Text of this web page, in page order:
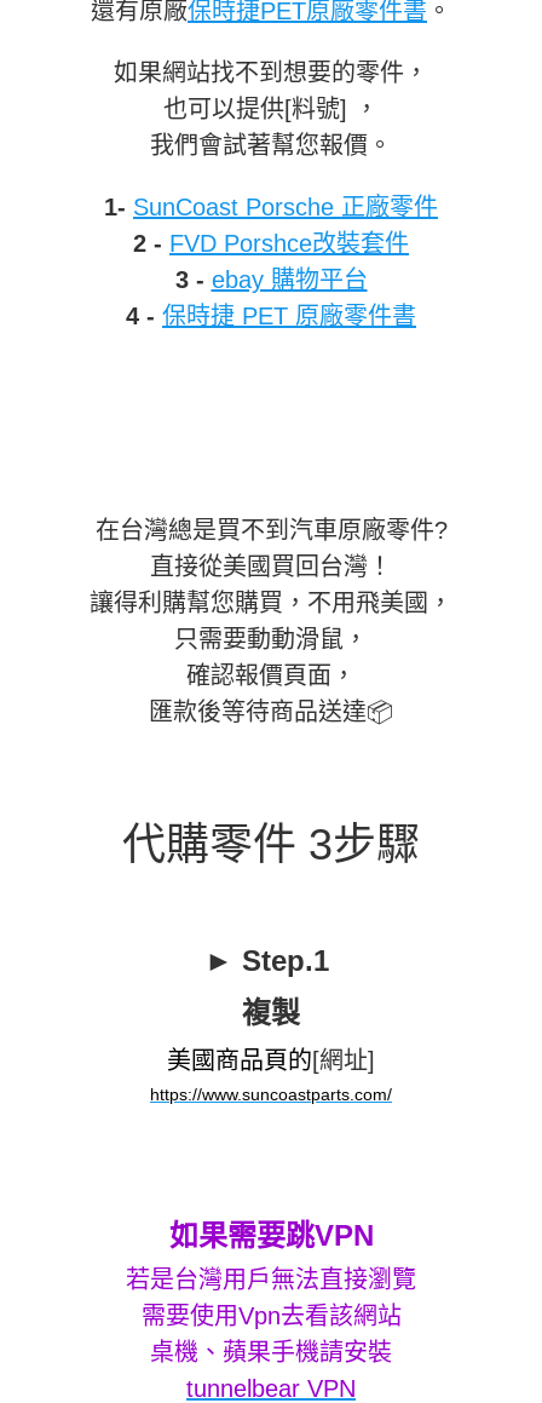
還有原廠保時捷PET原廠零件書 。
如果網站找不到想要的零件，
也可以提供[料號] ，
我們會試著幫您報價。
1- SunCoast Porsche 正廠零件
2 - FVD Porshce改裝套件
3 - ebay 購物平台
4 - 保時捷 PET 原廠零件書
在台灣總是買不到汽車原廠零件?
直接從美國買回台灣！
讓得利購幫您購買，不用飛美國，
只需要動動滑鼠，
確認報價頁面，
匯款後等待商品送達📦
代購零件 3步驟
► Step.1
複製
美國商品頁的[網址]
https://www.suncoastparts.com/
如果需要跳VPN
若是台灣用戶無法直接瀏覽
需要使用Vpn去看該網站
桌機、蘋果手機請安裝
tunnelbear VPN